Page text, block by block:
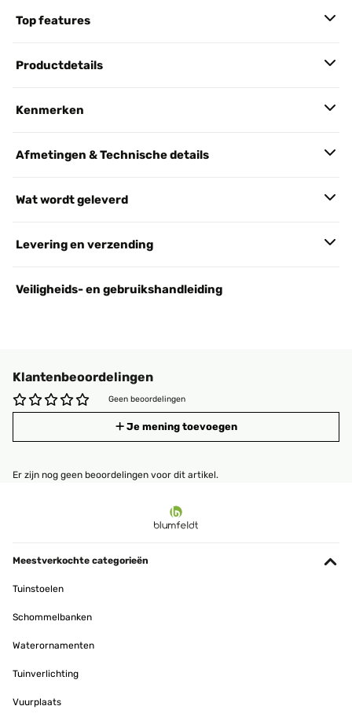
Top features
Productdetails
Kenmerken
Afmetingen & Technische details
Wat wordt geleverd
Levering en verzending
Veiligheids- en gebruikshandleiding
Klantenbeoordelingen
Geen beoordelingen
Je mening toevoegen
Er zijn nog geen beoordelingen voor dit artikel.
Meestverkochte categorieën
Tuinstoelen
Schommelbanken
Waterornamenten
Tuinverlichting
Vuurplaats